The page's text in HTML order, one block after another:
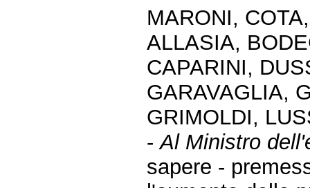
MARONI,
ALLASIA,
CAPARINI,
GARAVAGLIA,
GRIMOLDI,
-Al Ministro
sapere -